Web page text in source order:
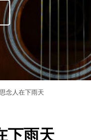
思念人在下雨天
下雨天